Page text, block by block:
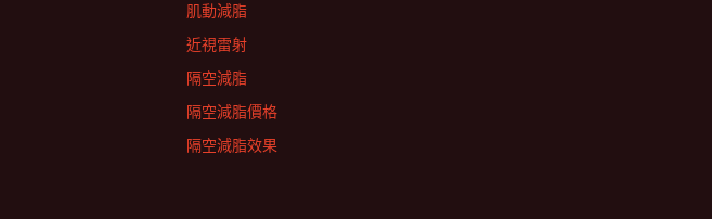
肌動減脂
近視雷射
隔空減脂
隔空減脂價格
隔空減脂效果